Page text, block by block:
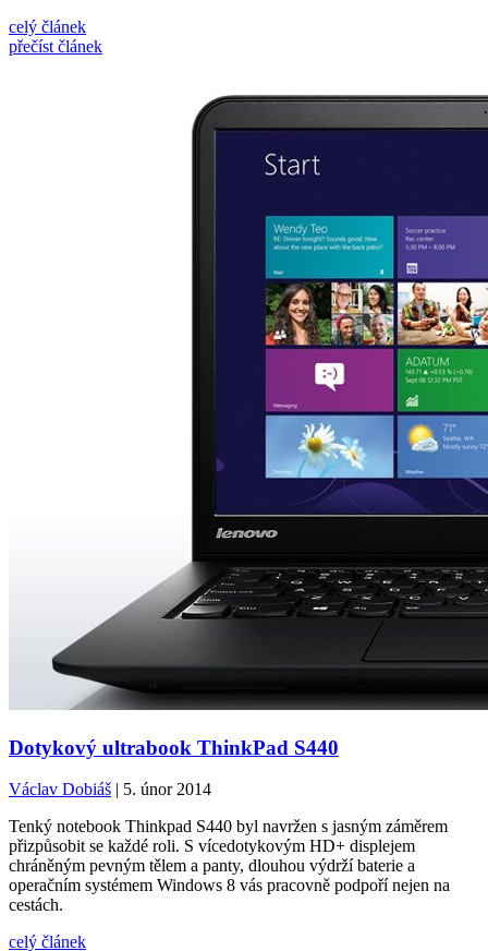
celý článek
přečíst článek
Dotykový ultrabook ThinkPad S440
Václav Dobiáš| 5. únor 2014
Tenký notebook Thinkpad S440 byl navržen s jasným záměrem
přizpůsobit se každé roli. S vícedotykovým HD+ displejem
chráněným pevným tělem a panty, dlouhou výdrží baterie a
operačním systémem Windows 8 vás pracovně podpoří nejen na
cestách.
celý článek